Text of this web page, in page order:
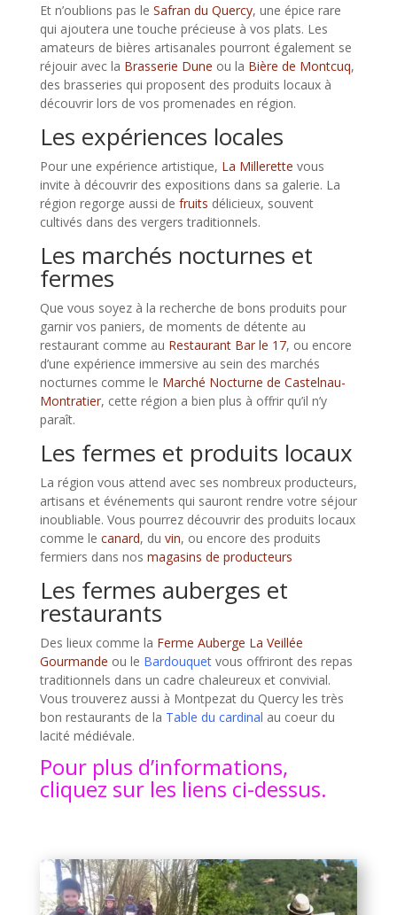
Et n’oublions pas le Safran du Quercy, une épice rare
qui ajoutera une touche précieuse à vos plats. Les
amateurs de bières artisanales pourront également se
réjouir avec la Brasserie Dune ou la Bière de Montcuq,
des brasseries qui proposent des produits locaux à
découvrir lors de vos promenades en région.
Les expériences locales
Pour une expérience artistique, La Millerette vous
invite à découvrir des expositions dans sa galerie. La
région regorge aussi de fruits délicieux, souvent
cultivés dans des vergers traditionnels.
Les marchés nocturnes et
fermes
Que vous soyez à la recherche de bons produits pour
garnir vos paniers, de moments de détente au
restaurant comme au Restaurant Bar le 17, ou encore
d’une expérience immersive au sein des marchés
nocturnes comme le Marché Nocturne de Castelnau-
Montratier, cette région a bien plus à offrir qu’il n’y
paraît.
Les fermes et produits locaux
La région vous attend avec ses nombreux producteurs,
artisans et événements qui sauront rendre votre séjour
inoubliable. Vous pourrez découvrir des produits locaux
comme le canard, du vin, ou encore des produits
fermiers dans nos magasins de producteurs
Les fermes auberges et
restaurants
Des lieux comme la Ferme Auberge La Veillée
Gourmande ou le Bardouquetvous offriront des repas
traditionnels dans un cadre chaleureux et convivial.
Vous trouverez aussi à Montpezat du Quercy les très
bon restaurants de la Table du cardinal au coeur du
lacité médiévale.
Pour plus d’informations,
cliquez sur les liens ci-dessus.